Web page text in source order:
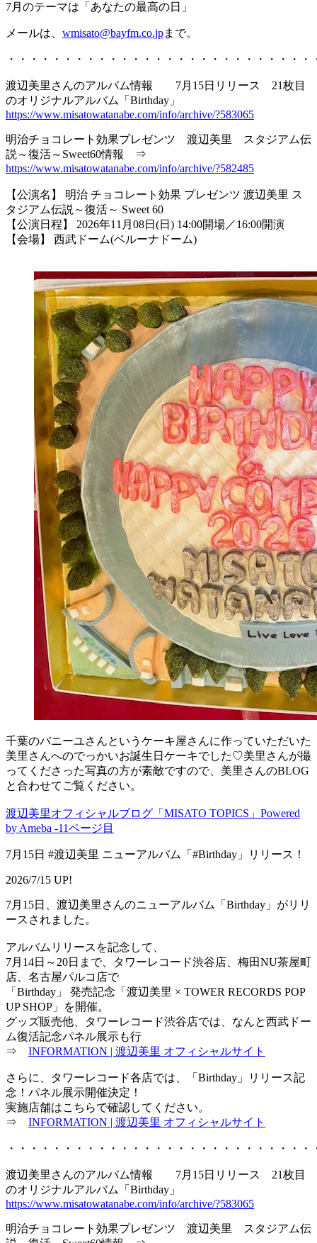
7月のテーマは「あなたの最高の日」
メールは、 wmisato@bayfm.co.jpまで。
・・・・・・・・・・・・・・・・・・・・・・・・・・・
渡辺美里さんのアルバム情報 7月15日リリース 21枚目
のオリジナルアルバム「Birthday」
https://www.misatowatanabe.com/info/archive/?583065
明治チョコレート効果プレゼンツ 渡辺美里 スタジアム伝
説～復活～Sweet60情報 ⇒
https://www.misatowatanabe.com/info/archive/?582485
【公演名】 明治 チョコレート効果 プレゼンツ 渡辺美里 ス
タジアム伝説～復活～ Sweet 60
【公演日程】 2026年11月08日(日) 14:00開場／16:00開演
【会場】 西武ドーム(ベルーナドーム)
千葉のバニーユさんというケーキ屋さんに作っていただいた
美里さんへのでっかいお誕生日ケーキでした♡美里さんが撮
ってくださった写真の方が素敵ですので、美里さんのBLOG
と合わせてご覧ください。
渡辺美里オフィシャルブログ「MISATO TOPICS」Powered
by Ameba -11ページ目
7月15日 #渡辺美里 ニューアルバム「#Birthday」リリース！
2026/7/15 UP!
7月15日、渡辺美里さんのニューアルバム「Birthday」がリリ
ースされました。
アルバムリリースを記念して、
7月14日～20日まで、タワーレコード渋谷店、梅田NU茶屋町
店、名古屋パルコ店で
「Birthday」 発売記念「渡辺美里 × TOWER RECORDS POP
UP SHOP」を開催。
グッズ販売他、タワーレコード渋谷店では、なんと西武ドー
ム復活記念パネル展示も行
⇒ INFORMATION | 渡辺美里 オフィシャルサイト
さらに、タワーレコード各店では、「Birthday」リリース記
念！パネル展示開催決定！
実施店舗はこちらで確認してください。
⇒ INFORMATION | 渡辺美里 オフィシャルサイト
・・・・・・・・・・・・・・・・・・・・・・・・・・・
渡辺美里さんのアルバム情報 7月15日リリース 21枚目
のオリジナルアルバム「Birthday」
https://www.misatowatanabe.com/info/archive/?583065
明治チョコレート効果プレゼンツ 渡辺美里 スタジアム伝